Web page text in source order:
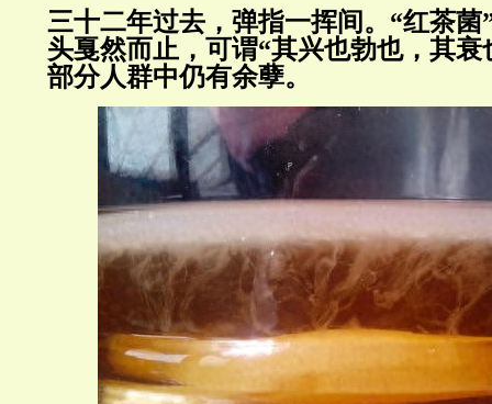
三十二年过去，弹指一挥间。“红茶菌
头戛然而止，可谓“其兴也勃也，其衰
部分人群中仍有余孽。